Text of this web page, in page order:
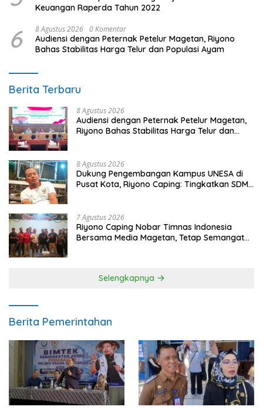
Keuangan Raperda Tahun 2022
6 8 Agustus 2026 0 Komentar
Audiensi dengan Peternak Petelur Magetan, Riyono
Bahas Stabilitas Harga Telur dan Populasi Ayam
Berita Terbaru
8 Agustus 2026
Audiensi dengan Peternak Petelur Magetan,
Riyono Bahas Stabilitas Harga Telur dan
8 Agustus 2026
Dukung Pengembangan Kampus UNESA di
Pusat Kota, Riyono Caping: Tingkatkan SDM
7 Agustus 2026
Riyono Caping Nobar Timnas Indonesia
Bersama Media Magetan, Tetap Semangat
Selengkapnya
Berita Pemerintahan